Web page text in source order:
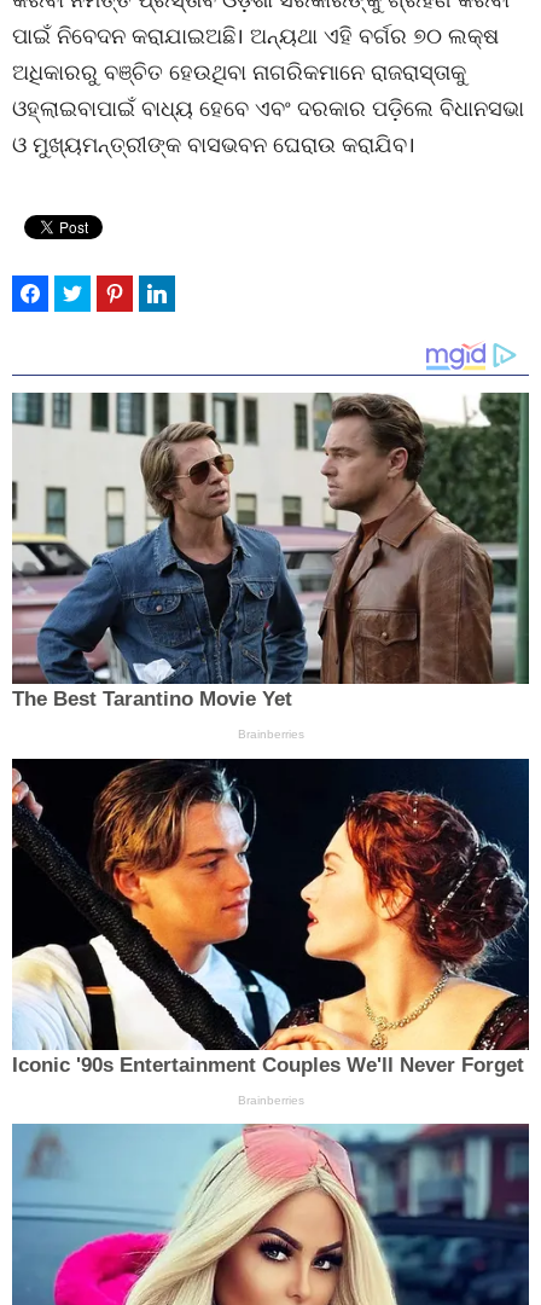
ପାଇଁ ନିବେଦନ କରାଯାଇଅଛି। ଅନ୍ୟଥା ଏହି ବର୍ଗର ୭୦ ଲକ୍ଷ
ଅଧିକାରରୁ ବଞ୍ଚିତ ହେଉଥିବା ନାଗରିକମାନେ ରାଜରାସ୍ତାକୁ
ଓହ୍ଲାଇବାପାଇଁ ବାଧ୍ୟ ହେବେ ଏବଂ ଦରକାର ପଡ଼ିଲେ ବିଧାନସଭା
ଓ ମୁଖ୍ୟମନ୍ତ୍ରୀଙ୍କ ବାସଭବନ ଘେରାଉ କରାଯିବ।